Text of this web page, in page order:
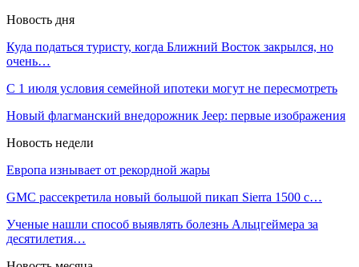
Новость дня
Куда податься туристу, когда Ближний Восток закрылся, но
очень…
С 1 июля условия семейной ипотеки могут не пересмотреть
Новый флагманский внедорожник Jeep: первые изображения
Новость недели
Европа изнывает от рекордной жары
GMC рассекретила новый большой пикап Sierra 1500 с…
Ученые нашли способ выявлять болезнь Альцгеймера за
десятилетия…